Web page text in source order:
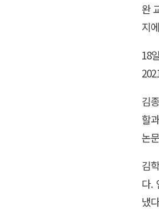
완
지
18
김
할
논
김
다.
냈